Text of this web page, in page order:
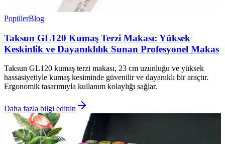
PopülerBlog
Taksun GL120 Kumaş Terzi Makası: Yüksek
Keskinlik ve Dayanıklılık Sunan Profesyonel Makas
Taksun GL120 kumaş terzi makası, 23 cm uzunluğu ve yüksek
hassasiyetiyle kumaş kesiminde güvenilir ve dayanıklı bir araçtır.
Ergonomik tasarımıyla kullanım kolaylığı sağlar.
Daha fazla bilgi edinin